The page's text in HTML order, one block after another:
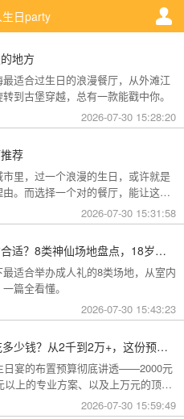
日party
地方
适合过生日的浪漫餐厅，从外滩江
到古堡穿越，总有一款能戳中你。
2026-07-30 15:28:20
荐
里，过一个浪漫的生日，或许就是
。而选择一个对的餐厅，能让这一
”。无论是俯瞰城市灯火的高空秘境，
幻露台，深圳从不缺乏仪式感。
2026-07-30 15:31:58
成人礼布置选哪些地方合适？8类神仙场地盘点，18岁的仪式感从选对地方开始
适合举办成人礼的8类场地，从室内
篇全看懂。
2026-07-30 15:43:23
10岁生日宴会布置要花多少钱？从2千到2万+，这份预算攻略讲透了
日宴的布置预算彻底讲透——2000元
以上的专业方案、以及上万元的顶配
2026-07-30 15:59:49